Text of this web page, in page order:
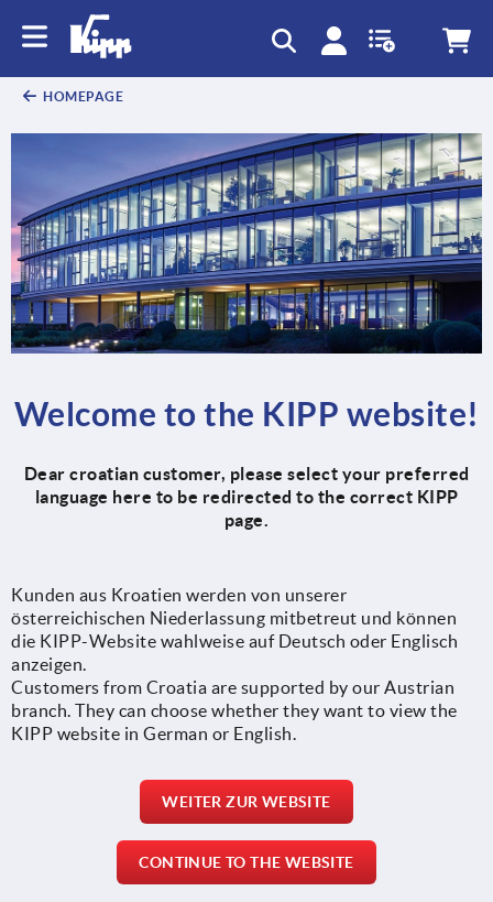
HOMEPAGE
Welcome to the KIPP website!
Dear croatian customer, please select your preferred
language here to be redirected to the correct KIPP
page.
Kunden aus Kroatien werden von unserer
österreichischen Niederlassung mitbetreut und können
die KIPP-Website wahlweise auf Deutsch oder Englisch
anzeigen.
Customers from Croatia are supported by our Austrian
branch. They can choose whether they want to view the
KIPP website in German or English.
WEITER ZUR WEBSITE
CONTINUE TO THE WEBSITE